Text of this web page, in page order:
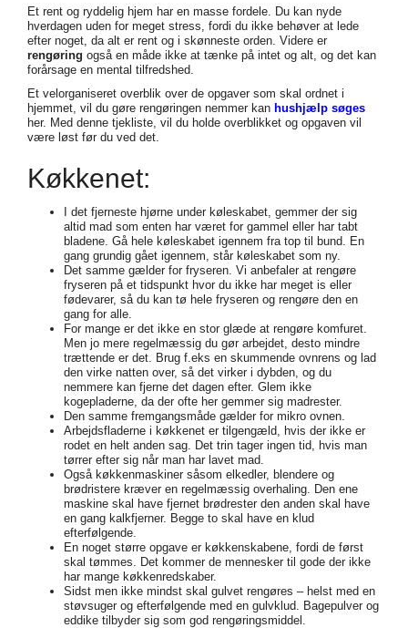
Et rent og ryddelig hjem har en masse fordele. Du kan nyde
hverdagen uden for meget stress, fordi du ikke behøver at lede
efter noget, da alt er rent og i skønneste orden. Videre er
rengøring også en måde ikke at tænke på intet og alt, og det kan
forårsage en mental tilfredshed.
Et velorganiseret overblik over de opgaver som skal ordnet i
hjemmet, vil du gøre rengøringen nemmer kan hushjælp søges
her. Med denne tjekliste, vil du holde overblikket og opgaven vil
være løst før du ved det.
Køkkenet:
I det fjerneste hjørne under køleskabet, gemmer der sig
altid mad som enten har været for gammel eller har tabt
bladene. Gå hele køleskabet igennem fra top til bund. En
gang grundig gået igennem, står køleskabet som ny.
Det samme gælder for fryseren. Vi anbefaler at rengøre
fryseren på et tidspunkt hvor du ikke har meget is eller
fødevarer, så du kan tø hele fryseren og rengøre den en
gang for alle.
For mange er det ikke en stor glæde at rengøre komfuret.
Men jo mere regelmæssig du gør arbejdet, desto mindre
trættende er det. Brug f.eks en skummende ovnrens og lad
den virke natten over, så det virker i dybden, og du
nemmere kan fjerne det dagen efter. Glem ikke
kogepladerne, da der ofte her gemmer sig madrester.
Den samme fremgangsmåde gælder for mikro ovnen.
Arbejdsfladerne i køkkenet er tilgengæld, hvis der ikke er
rodet en helt anden sag. Det trin tager ingen tid, hvis man
tørrer efter sig når man har lavet mad.
Også køkkenmaskiner såsom elkedler, blendere og
brødristere kræver en regelmæssig overhaling. Den ene
maskine skal have fjernet brødrester den anden skal have
en gang kalkfjerner. Begge to skal have en klud
efterfølgende.
En noget større opgave er køkkenskabene, fordi de først
skal tømmes. Det kommer de mennesker til gode der ikke
har mange køkkenredskaber.
Sidst men ikke mindst skal gulvet rengøres – helst med en
støvsuger og efterfølgende med en gulvklud. Bagepulver og
eddike tilbyder sig som god rengøringsmiddel.